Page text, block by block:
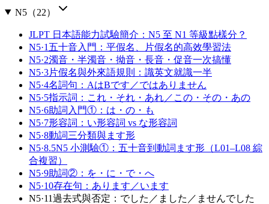
N5（22）
JLPT 日本語能力試驗簡介：N5 至 N1 等級點樣分？
N5·1 五十音入門：平假名、片假名的高效學習法
N5·2濁音・半濁音・拗音・長音・促音一次搞懂
N5·3片假名與外來語規則：識英文就識一半
N5·4名詞句：AはBです／ではありません
N5·5指示詞：これ・それ・あれ／この・その・あの
N5·6助詞入門①：は・の・も
N5·7形容詞：い形容詞 vs な形容詞
N5·8動詞三分類與ます形
N5·8.5N5 小測驗①：五十音到動詞ます形（L01–L08 綜
合複習）
N5·9助詞②：を・に・で・へ
N5·10存在句：あります／います
N5·11過去式與否定：でした／ました／ませんでした